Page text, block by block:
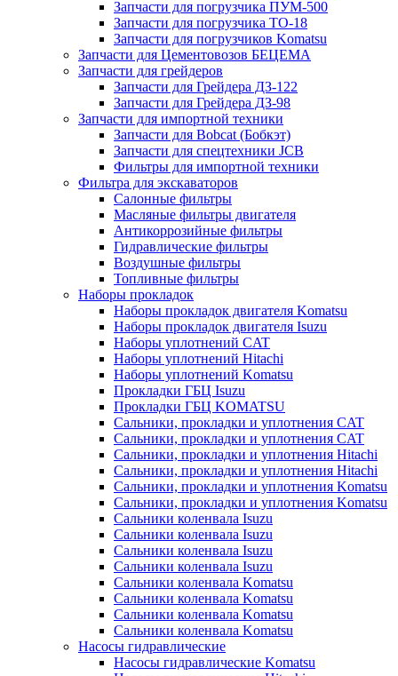
Запчасти для погрузчика ПУМ-500
Запчасти для погрузчика ТО-18
Запчасти для погрузчиков Komatsu
Запчасти для Цементовозов БЕЦЕМА
Запчасти для грейдеров
Запчасти для Грейдера ДЗ-122
Запчасти для Грейдера ДЗ-98
Запчасти для импортной техники
Запчасти для Bobcat (Бобкэт)
Запчасти для спецтехники JCB
Фильтры для импортной техники
Фильтра для экскаваторов
Салонные фильтры
Масляные фильтры двигателя
Антикоррозийные фильтры
Гидравлические фильтры
Воздушные фильтры
Топливные фильтры
Наборы прокладок
Наборы прокладок двигателя Komatsu
Наборы прокладок двигателя Isuzu
Наборы уплотнений CAT
Наборы уплотнений Hitachi
Наборы уплотнений Komatsu
Прокладки ГБЦ Isuzu
Прокладки ГБЦ KOMATSU
Сальники, прокладки и уплотнения CAT
Сальники, прокладки и уплотнения CAT
Сальники, прокладки и уплотнения Hitachi
Сальники, прокладки и уплотнения Hitachi
Сальники, прокладки и уплотнения Komatsu
Сальники, прокладки и уплотнения Komatsu
Сальники коленвала Isuzu
Сальники коленвала Isuzu
Сальники коленвала Isuzu
Сальники коленвала Isuzu
Сальники коленвала Komatsu
Сальники коленвала Komatsu
Сальники коленвала Komatsu
Сальники коленвала Komatsu
Насосы гидравлические
Насосы гидравлические Komatsu